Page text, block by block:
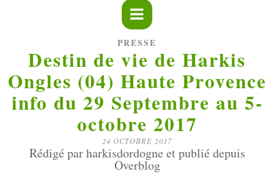
PRESSE
Destin de vie de Harkis
Ongles (04) Haute Provence
info du 29 Septembre au 5-
octobre 2017
24 OCTOBRE 2017
Rédigé par harkisdordogne et publié depuis
Overblog